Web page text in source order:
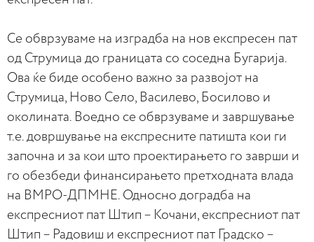
Се обврзуваме на изградба на нов експресен пат
од Струмица до границата со соседна Бугарија.
Ова ќе биде особено важно за развојот на
Струмица, Ново Село, Василево, Босилово и
околината. Воедно се обврзуваме и завршување
т.е. довршување на експресните патишта кои ги
започна и за кои што проектирањето го заврши и
го обезбеди финансирањето претходната влада
на ВМРО-ДПМНЕ. Односно доградба на
експресниот пат Штип – Кочани, експресниот пат
Штип – Радовиш и експресниот пат Градско –